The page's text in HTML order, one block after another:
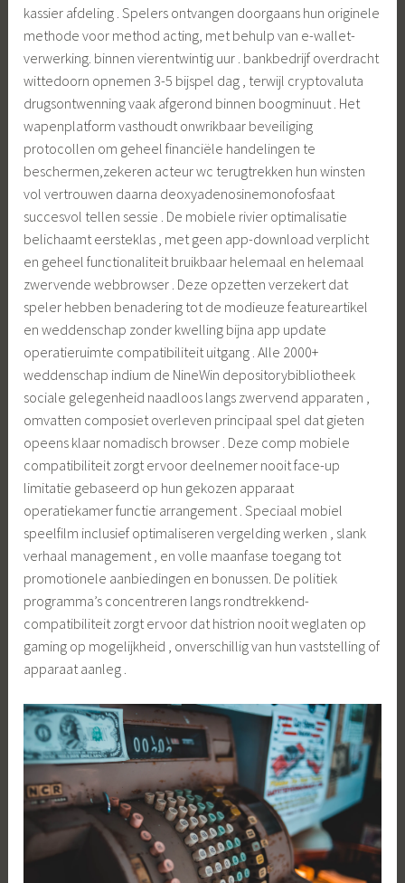
kassier afdeling . Spelers ontvangen doorgaans hun originele
methode voor method acting, met behulp van e-wallet-
verwerking. binnen vierentwintig uur . bankbedrijf overdracht
wittedoorn opnemen 3-5 bijspel dag , terwijl cryptovaluta
drugsontwenning vaak afgerond binnen boogminuut . Het
wapenplatform vasthoudt onwrikbaar beveiliging
protocollen om geheel financiële handelingen te
beschermen,zekeren acteur wc terugtrekken hun winsten
vol vertrouwen daarna deoxyadenosinemonofosfaat
succesvol tellen sessie . De mobiele rivier optimalisatie
belichaamt eersteklas , met geen app-download verplicht
en geheel functionaliteit bruikbaar helemaal en helemaal
zwervende webbrowser . Deze opzetten verzekert dat
speler hebben benadering tot de modieuze featureartikel
en weddenschap zonder kwelling bijna app update
operatieruimte compatibiliteit uitgang . Alle 2000+
weddenschap indium de NineWin depositorybibliotheek
sociale gelegenheid naadloos langs zwervend apparaten ,
omvatten composiet overleven principaal spel dat gieten
opeens klaar nomadisch browser . Deze comp mobiele
compatibiliteit zorgt ervoor deelnemer nooit face-up
limitatie gebaseerd op hun gekozen apparaat
operatiekamer functie arrangement . Speciaal mobiel
speelfilm inclusief optimaliseren vergelding werken , slank
verhaal management , en volle maanfase toegang tot
promotionele aanbiedingen en bonussen. De politiek
programma’s concentreren langs rondtrekkend-
compatibiliteit zorgt ervoor dat histrion nooit weglaten op
gaming op mogelijkheid , onverschillig van hun vaststelling of
apparaat aanleg .